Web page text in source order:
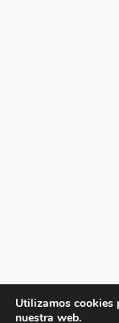
Utilizamos cookies
nuestra web.